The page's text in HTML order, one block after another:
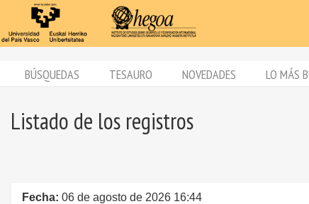
BÚSQUEDAS TESAURO NOVEDADES LO MÁS
Listado de los registros
Fecha: 06 de agosto de 2026 16:44